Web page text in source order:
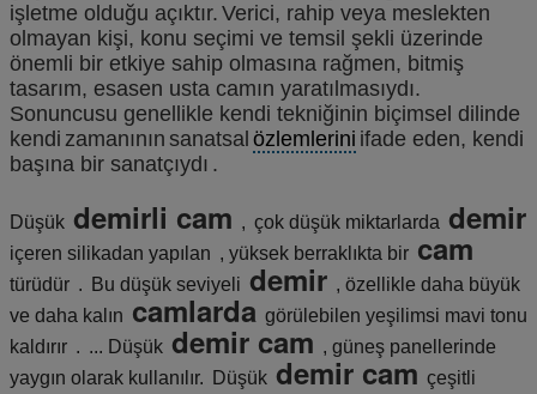
işletme olduğu açıktır. Verici, rahip veya meslekten
olmayan kişi, konu seçimi ve temsil şekli üzerinde
önemli bir etkiye sahip olmasına rağmen, bitmiş
tasarım, esasen usta camın yaratılmasıydı.
Sonuncusu genellikle kendi tekniğinin biçimsel dilinde
kendi zamanının sanatsal özlemlerini ifade eden, kendi
başına bir sanatçıydı .
Düşük demirli cam , çok düşük miktarlarda demir
içeren silikadan yapılan , yüksek berraklıkta bir cam
türüdür . Bu düşük seviyeli demir , özellikle daha büyük
ve daha kalın camlarda görülebilen yeşilimsi mavi tonu
kaldırır . ... Düşük demir cam , güneş panellerinde
yaygın olarak kullanılır.
Düşük demir cam çeşitli